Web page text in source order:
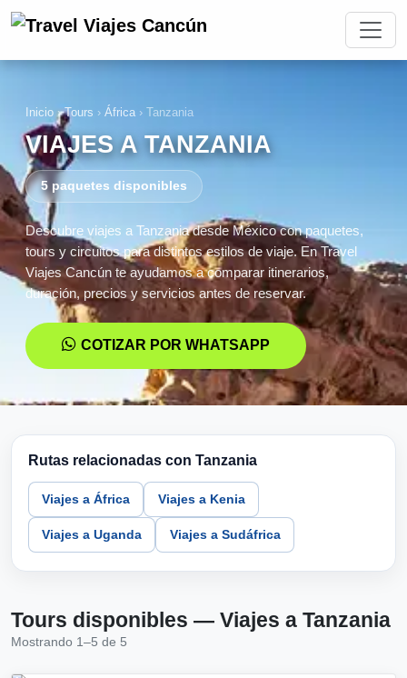
Inicio ›Tours › África › Tanzania
VIAJES A TANZANIA
5 paquetes disponibles
Descubre viajes a Tanzania desde México con paquetes,
tours y circuitos para distintos estilos de viaje. En Travel
Viajes Cancún te ayudamos a comparar itinerarios,
duración, precios y servicios antes de reservar.
COTIZAR POR WHATSAPP
Rutas relacionadas con Tanzania
Viajes a África Viajes a Kenia
Viajes a Uganda Viajes a Sudáfrica
Tours disponibles — Viajes a Tanzania
Mostrando 1–5 de 5